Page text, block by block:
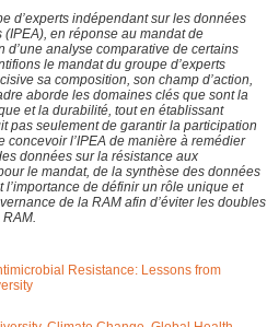
d’experts indépendant sur les données
en réponse au mandat de
d’une analyse comparative de certains
le mandat du groupe d’experts
sa composition, son champ d’action,
aborde les domaines clés que sont la
et la durabilité, tout en établissant
pas seulement de garantir la participation
l’IPEA de manière à remédier
données sur la résistance aux
le mandat, de la synthèse des données
de définir un rôle unique et
de la RAM afin d’éviter les doubles
Resistance: Lessons from